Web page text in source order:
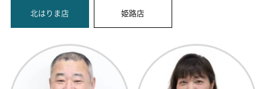
北はりま店 姫路店